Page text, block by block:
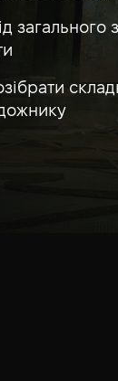
загального